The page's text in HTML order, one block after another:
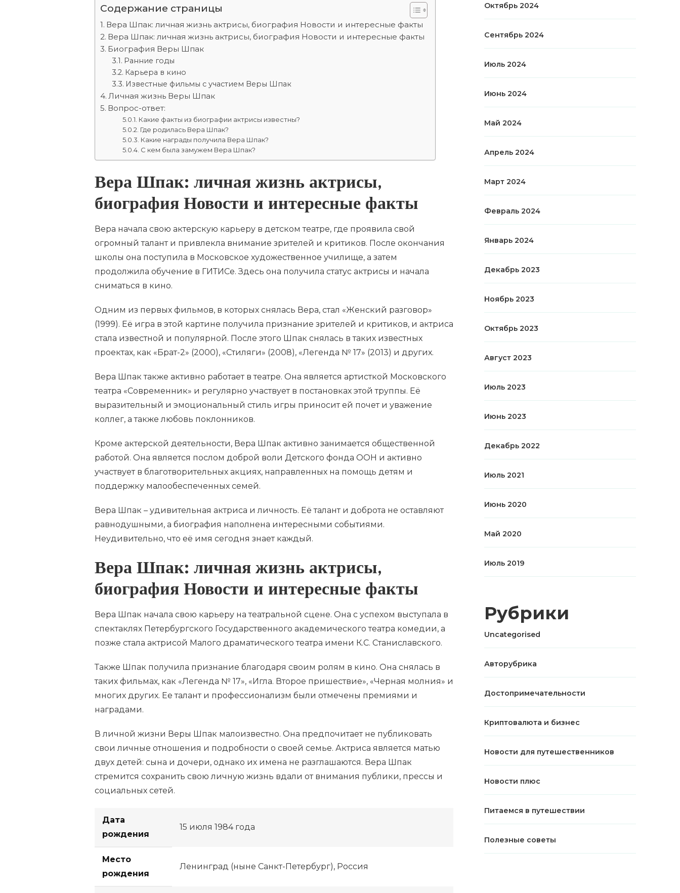
Содержание страницы
Вера Шпак: личная жизнь актрисы, биография Новости и интересные факты
Вера Шпак: личная жизнь актрисы, биография Новости и интересные факты
Биография Веры Шпак
Ранние годы
Карьера в кино
Известные фильмы с участием Веры Шпак
Личная жизнь Веры Шпак
Вопрос-ответ:
Какие факты из биографии актрисы известны?
Где родилась Вера Шпак?
Какие награды получила Вера Шпак?
С кем была замужем Вера Шпак?
Вера Шпак: личная жизнь актрисы,
биография Новости и интересные факты
Вера начала свою актерскую карьеру в детском театре, где проявила свой
огромный талант и привлекла внимание зрителей и критиков. После окончания
школы она поступила в Московское художественное училище, а затем
продолжила обучение в ГИТИСе. Здесь она получила статус актрисы и начала
сниматься в кино.
Одним из первых фильмов, в которых снялась Вера, стал «Женский разговор»
(1999). Её игра в этой картине получила признание зрителей и критиков, и актриса
стала известной и популярной. После этого Шпак снялась в таких известных
проектах, как «Брат-2» (2000), «Стиляги» (2008), «Легенда № 17» (2013) и других.
Вера Шпак также активно работает в театре. Она является артисткой Московского
театра «Современник» и регулярно участвует в постановках этой труппы. Её
выразительный и эмоциональный стиль игры приносит ей почет и уважение
коллег, а также любовь поклонников.
Кроме актерской деятельности, Вера Шпак активно занимается общественной
работой. Она является послом доброй воли Детского фонда ООН и активно
участвует в благотворительных акциях, направленных на помощь детям и
поддержку малообеспеченных семей.
Вера Шпак – удивительная актриса и личность. Её талант и доброта не оставляют
равнодушными, а биография наполнена интересными событиями.
Неудивительно, что её имя сегодня знает каждый.
Вера Шпак: личная жизнь актрисы,
биография Новости и интересные факты
Вера Шпак начала свою карьеру на театральной сцене. Она с успехом выступала в
спектаклях Петербургского Государственного академического театра комедии, а
позже стала актрисой Малого драматического театра имени К.С. Станиславского.
Также Шпак получила признание благодаря своим ролям в кино. Она снялась в
таких фильмах, как «Легенда № 17», «Игла. Второе пришествие», «Черная молния» и
многих других. Ее талант и профессионализм были отмечены премиями и
наградами.
В личной жизни Веры Шпак малоизвестно. Она предпочитает не публиковать
свои личные отношения и подробности о своей семье. Актриса является матью
двух детей: сына и дочери, однако их имена не разглашаются. Вера Шпак
стремится сохранить свою личную жизнь вдали от внимания публики, прессы и
социальных сетей.
Дата
рождения
15 июля 1984 года
Место
рождения
Ленинград (ныне Санкт-Петербург), Россия
Октябрь 2024
Сентябрь 2024
Июль 2024
Июнь 2024
Май 2024
Апрель 2024
Март 2024
Февраль 2024
Январь 2024
Декабрь 2023
Ноябрь 2023
Октябрь 2023
Август 2023
Июль 2023
Июнь 2023
Декабрь 2022
Июль 2021
Июнь 2020
Май 2020
Июль 2019
Рубрики
Uncategorised
Авторубрика
Достопримечательности
Криптовалюта и бизнес
Новости для путешественников
Новости плюс
Питаемся в путешествии
Полезные советы